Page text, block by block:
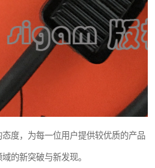
度，为每一位用户提供较优质的产品
的新突破与新发现。